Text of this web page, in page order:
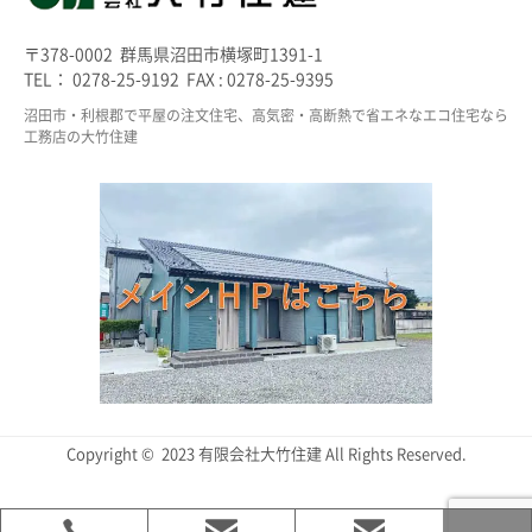
〒378-0002 群馬県沼田市横塚町1391-1
TEL： 0278-25-9192 FAX : 0278-25-9395
沼田市・利根郡で平屋の注文住宅、高気密・高断熱で省エネなエコ住宅なら
工務店の大竹住建
Copyright © 2023 有限会社大竹住建 All Rights Reserved.